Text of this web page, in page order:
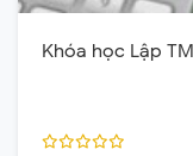
Khóa học Lập